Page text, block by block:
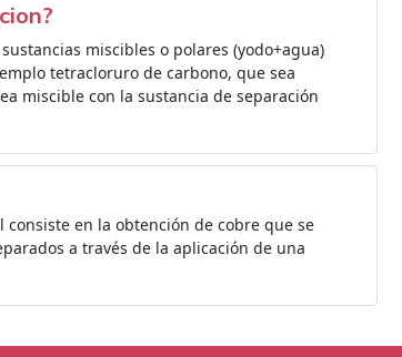
miscibles o polares (yodo+agua)
tetracloruro de carbono, que sea
miscible con la sustancia de separación
en la obtención de cobre que se
a través de la aplicación de una